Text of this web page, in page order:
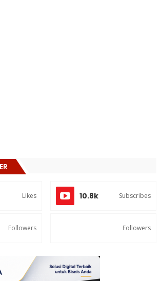
Likes 10.8k Subscribes
Followers Followers